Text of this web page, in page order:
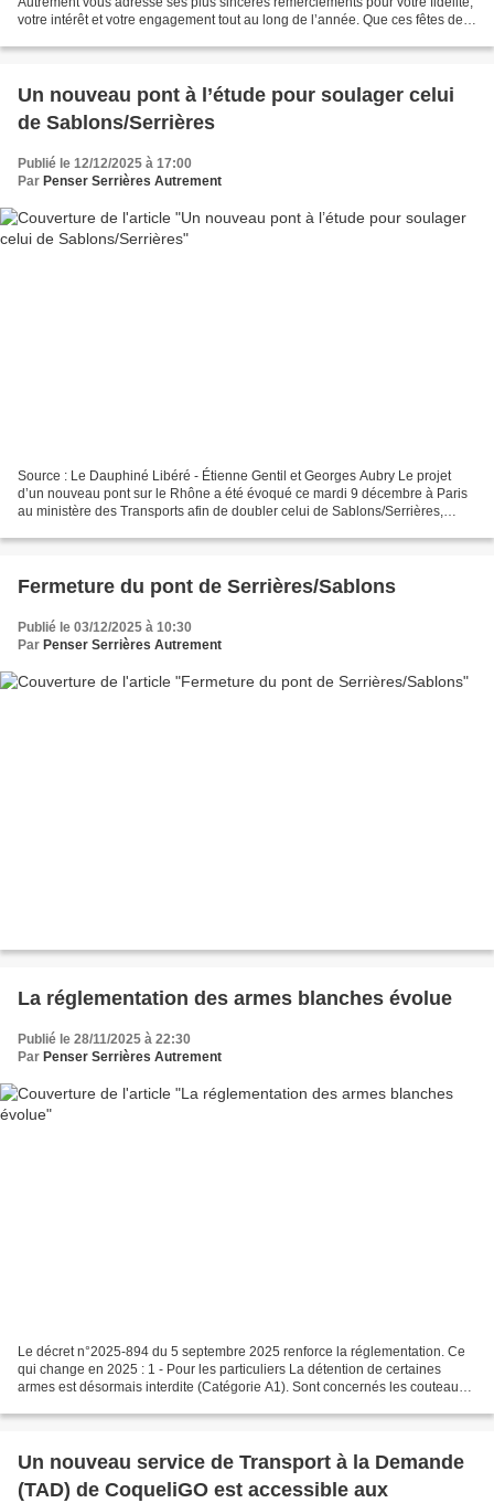
votre intérêt et votre engagement tout au long de l’année. Que ces fêtes de
Un nouveau pont à l’étude pour soulager celui
de Sablons/Serrières
Publié le 12/12/2025 à 17:00
Par Penser Serrières Autrement
Source : Le Dauphiné Libéré - Étienne Gentil et Georges Aubry Le projet
d’un nouveau pont sur le Rhône a été évoqué ce mardi 9 décembre à Paris
au ministère des Transports afin de doubler celui de Sablons/Serrières,
Fermeture du pont de Serrières/Sablons
Publié le 03/12/2025 à 10:30
Par Penser Serrières Autrement
La réglementation des armes blanches évolue
Publié le 28/11/2025 à 22:30
Par Penser Serrières Autrement
Le décret n°2025-894 du 5 septembre 2025 renforce la réglementation. Ce
qui change en 2025 : 1 - Pour les particuliers La détention de certaines
armes est désormais interdite (Catégorie A1). Sont concernés les couteaux
Un nouveau service de Transport à la Demande
(TAD) de CoqueliGO est accessible aux